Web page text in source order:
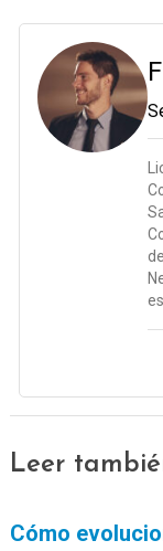
Leer
Cómo